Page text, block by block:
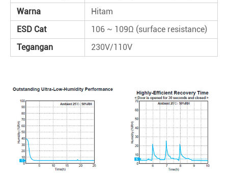
Warna
Hitam
ESD Cat
106 ~ 109Ω (surface resistance)
Tegangan
230V/110V